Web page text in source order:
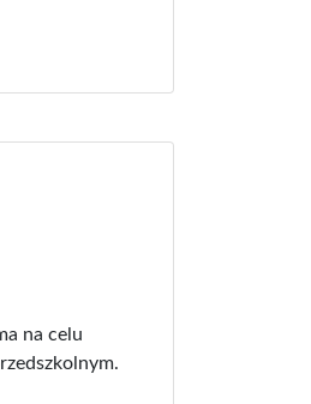
na celu